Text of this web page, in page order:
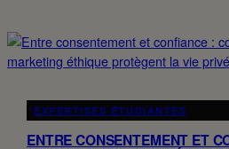
EXPERTISES ÉTUDIANTES
ENTRE CONSENTEMENT ET